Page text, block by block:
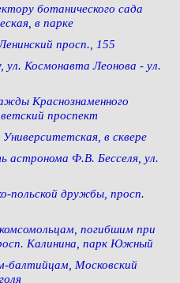
ботанического сада
в парке
просп., 155
Космонавта Леонова - ул.
Краснознаменного
проспект
в сквере
астронома Ф.В. Бесселя, ул.
польской дружбы, просп.
погибшим при
Калинина, парк Южный
балтийцам, Московский